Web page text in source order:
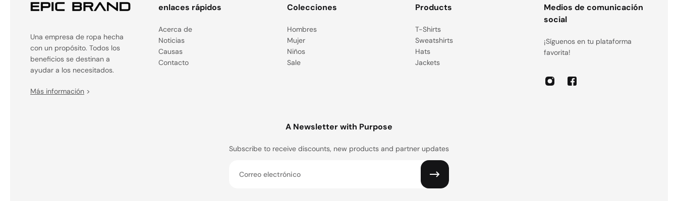
Una empresa de ropa hecha
con un propósito. Todos los
beneficios se destinan a
ayudar a los necesitados.
Más información >
enlaces rápidos
Acerca de
Noticias
Causas
Contacto
Colecciones
Hombres
Mujer
Niños
Sale
Products
T-Shirts
Sweatshirts
Hats
Jackets
Medios de comunicación
social
¡Síguenos en tu plataforma
favorita!
A Newsletter with Purpose
Subscribe to receive discounts, new products and partner updates